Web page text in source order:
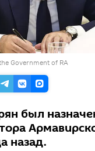
Government of RA
был
назад.